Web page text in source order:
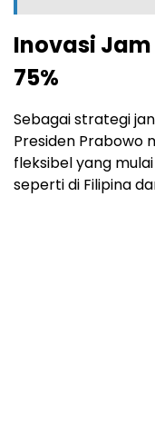
Inovasi Jam
75%
Sebagai strategi
Presiden Prabowo
fleksibel yang
seperti di Filipina